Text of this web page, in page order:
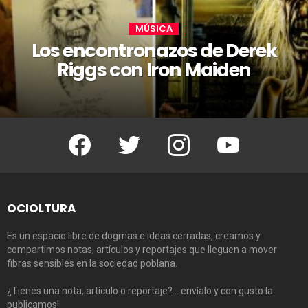
MÚSICA
Los encontronazos de Derek
Riggs con Iron Maiden
Facebook Twitter Instagram Youtube
OCIOLTURA
Es un espacio libre de dogmas e ideas cerradas, creamos y
compartimos notas, artículos y reportajes que lleguen a mover
fibras sensibles en la sociedad poblana.
¿Tienes una nota, artículo o reportaje?… envíalo y con gusto la
publicamos!